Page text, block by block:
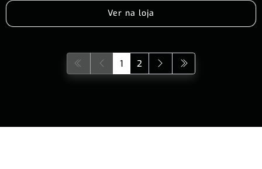
Ver na loja
1 2